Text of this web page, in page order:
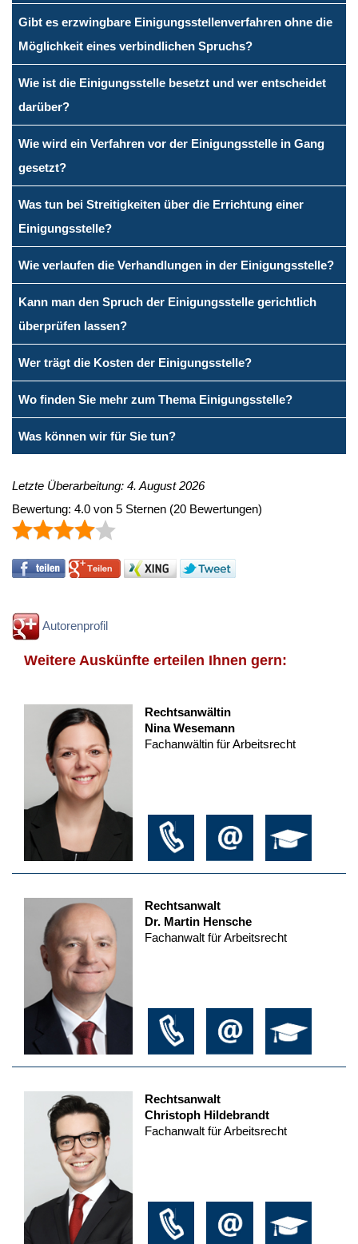
Gibt es erzwingbare Einigungsstellenverfahren ohne die
Möglichkeit eines verbindlichen Spruchs?
Wie ist die Einigungsstelle besetzt und wer entscheidet
darüber?
Wie wird ein Verfahren vor der Einigungsstelle in Gang
gesetzt?
Was tun bei Streitigkeiten über die Errichtung einer
Einigungsstelle?
Wie verlaufen die Verhandlungen in der Einigungsstelle?
Kann man den Spruch der Einigungsstelle gerichtlich
überprüfen lassen?
Wer trägt die Kosten der Einigungsstelle?
Wo finden Sie mehr zum Thema Einigungsstelle?
Was können wir für Sie tun?
Letzte Überarbeitung: 4. August 2026
Bewertung: 4.0 von 5 Sternen (20 Bewertungen)
Autorenprofil
Weitere Auskünfte erteilen Ihnen gern:
Rechtsanwältin
Nina Wesemann
Fachanwältin für Arbeitsrecht
Rechtsanwalt
Dr. Martin Hensche
Fachanwalt für Arbeitsrecht
Rechtsanwalt
Christoph Hildebrandt
Fachanwalt für Arbeitsrecht